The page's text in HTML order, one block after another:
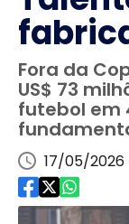
Fora da
US$ 73
futebol em
17/05/